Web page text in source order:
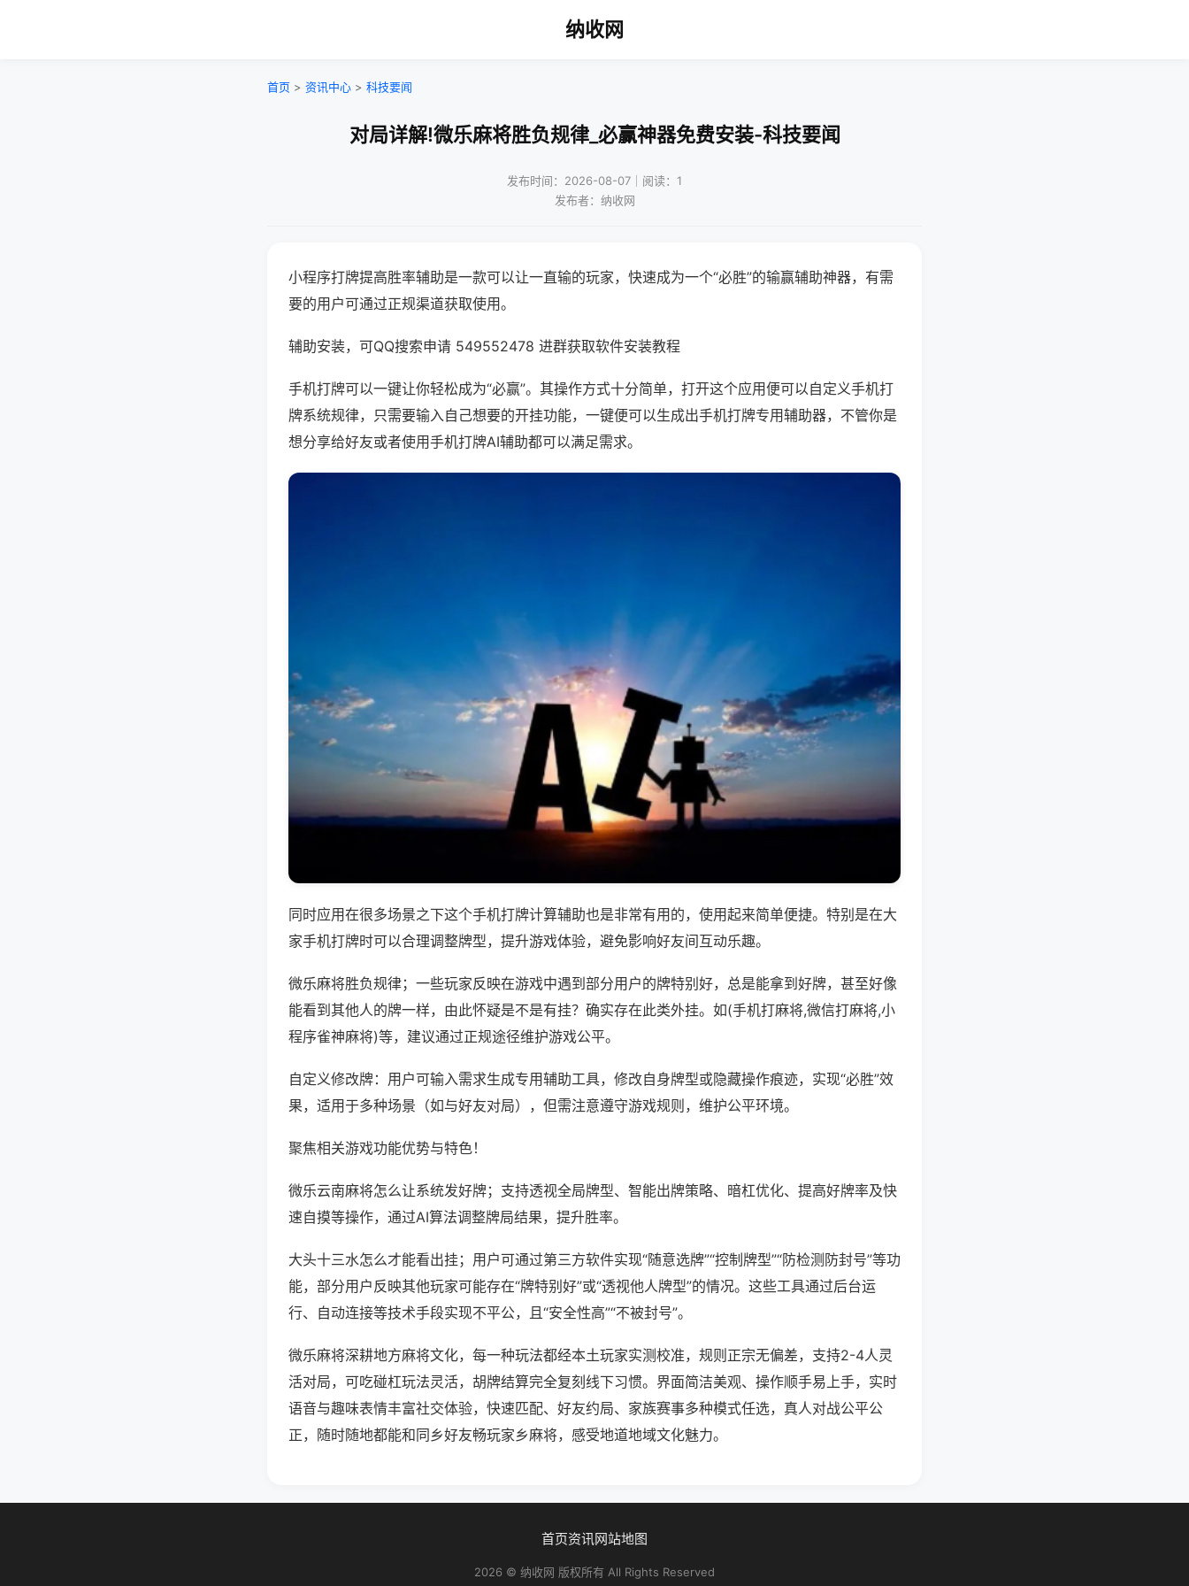
纳收网
首页 > 资讯中心 > 科技要闻
对局详解!微乐麻将胜负规律_必赢神器免费安装-科技要闻
发布时间：2026-08-07｜阅读：1
发布者：纳收网
小程序打牌提高胜率辅助是一款可以让一直输的玩家，快速成为一个“必胜”的输赢辅助神器，有需
要的用户可通过正规渠道获取使用。
辅助安装，可QQ搜索申请 549552478 进群获取软件安装教程
手机打牌可以一键让你轻松成为“必赢”。其操作方式十分简单，打开这个应用便可以自定义手机打
牌系统规律，只需要输入自己想要的开挂功能，一键便可以生成出手机打牌专用辅助器，不管你是
想分享给好友或者使用手机打牌AI辅助都可以满足需求。
同时应用在很多场景之下这个手机打牌计算辅助也是非常有用的，使用起来简单便捷。特别是在大
家手机打牌时可以合理调整牌型，提升游戏体验，避免影响好友间互动乐趣。
微乐麻将胜负规律；一些玩家反映在游戏中遇到部分用户的牌特别好，总是能拿到好牌，甚至好像
能看到其他人的牌一样，由此怀疑是不是有挂？确实存在此类外挂。如(手机打麻将,微信打麻将,小
程序雀神麻将)等，建议通过正规途径维护游戏公平。
自定义修改牌：用户可输入需求生成专用辅助工具，修改自身牌型或隐藏操作痕迹，实现“必胜”效
果，适用于多种场景（如与好友对局），但需注意遵守游戏规则，维护公平环境。
聚焦相关游戏功能优势与特色！
微乐云南麻将怎么让系统发好牌；支持透视全局牌型、智能出牌策略、暗杠优化、提高好牌率及快
速自摸等操作，通过AI算法调整牌局结果，提升胜率。
大头十三水怎么才能看出挂；用户可通过第三方软件实现“随意选牌”“控制牌型”“防检测防封号”等功
能，部分用户反映其他玩家可能存在“牌特别好”或“透视他人牌型”的情况。这些工具通过后台运
行、自动连接等技术手段实现不平公，且“安全性高”“不被封号”。
微乐麻将深耕地方麻将文化，每一种玩法都经本土玩家实测校准，规则正宗无偏差，支持2-4人灵
活对局，可吃碰杠玩法灵活，胡牌结算完全复刻线下习惯。界面简洁美观、操作顺手易上手，实时
语音与趣味表情丰富社交体验，快速匹配、好友约局、家族赛事多种模式任选，真人对战公平公
正，随时随地都能和同乡好友畅玩家乡麻将，感受地道地域文化魅力。
首页资讯网站地图
2026 © 纳收网 版权所有 All Rights Reserved